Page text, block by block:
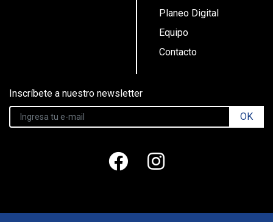
Planeo Digital
Equipo
Contacto
Inscríbete a nuestro newsletter
OK